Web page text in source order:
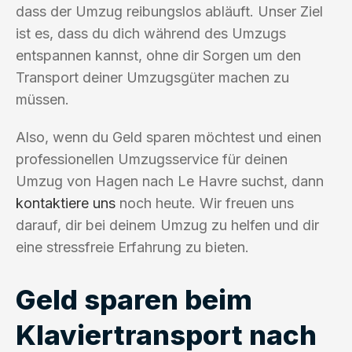
dass der Umzug reibungslos abläuft. Unser Ziel
ist es, dass du dich während des Umzugs
entspannen kannst, ohne dir Sorgen um den
Transport deiner Umzugsgüter machen zu
müssen.
Also, wenn du Geld sparen möchtest und einen
professionellen Umzugsservice für deinen
Umzug von Hagen nach Le Havre suchst, dann
kontaktiere uns noch heute. Wir freuen uns
darauf, dir bei deinem Umzug zu helfen und dir
eine stressfreie Erfahrung zu bieten.
Geld sparen beim
Klaviertransport nach